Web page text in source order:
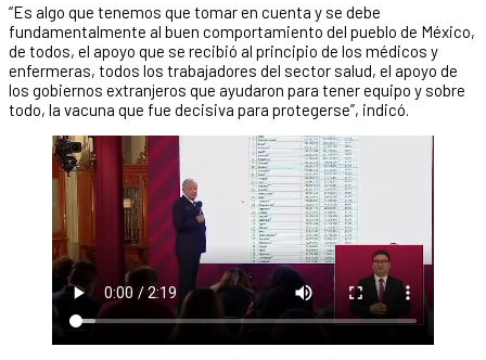
“Es algo que tenemos que tomar en cuenta y se debe
fundamentalmente al buen comportamiento del pueblo de México,
de todos, el apoyo que se recibió al principio de los médicos y
enfermeras, todos los trabajadores del sector salud, el apoyo de
los gobiernos extranjeros que ayudaron para tener equipo y sobre
todo, la vacuna que fue decisiva para protegerse”, indicó.